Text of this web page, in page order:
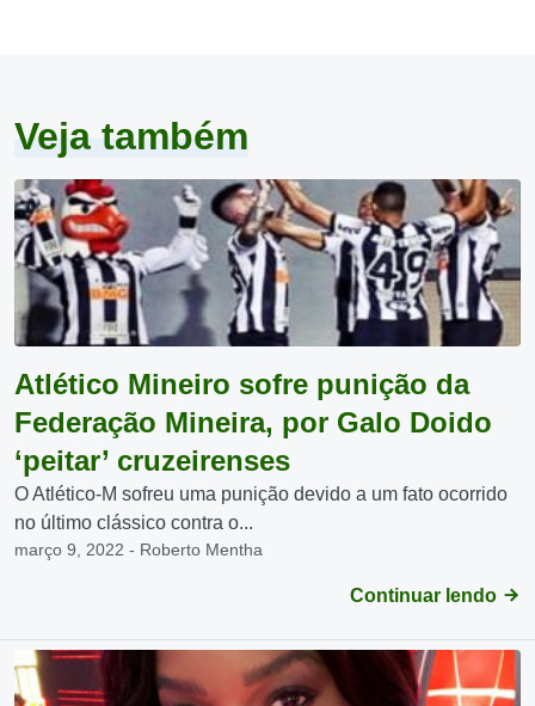
Veja também
Atlético Mineiro sofre punição da
Federação Mineira, por Galo Doido
‘peitar’ cruzeirenses
O Atlético-M sofreu uma punição devido a um fato ocorrido
no último clássico contra o...
março 9, 2022 - Roberto Mentha
Continuar lendo